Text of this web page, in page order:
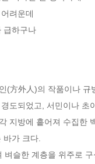
려운데
급하구나
(方外人)의 작품이나
도되었고, 서민이나
지방에 흩어져 수집한
가 크다.
벼슬한 계층을 위주로